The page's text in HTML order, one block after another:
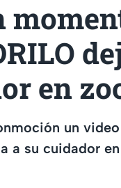
en
un
a su cuidador